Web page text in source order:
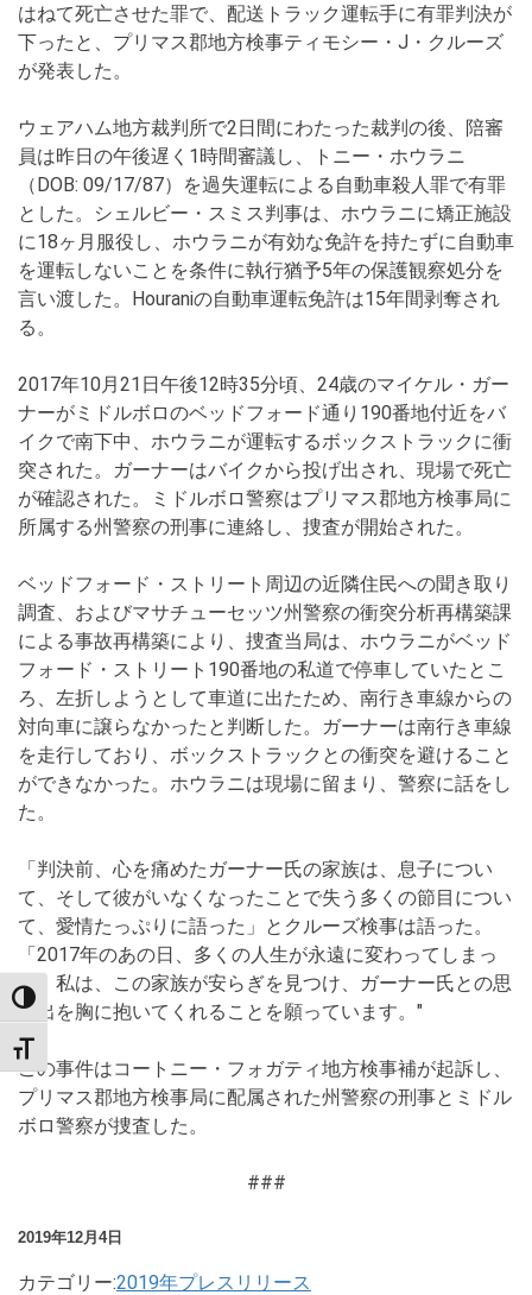
TOGGLE HIGH CONTRAST
TOGGLE FONT SIZE
はねて死亡させた罪で、配送トラック運転手に有罪判決が
下ったと、プリマス郡地方検事ティモシー・J・クルーズ
が発表した。
ウェアハム地方裁判所で2日間にわたった裁判の後、陪審
員は昨日の午後遅く1時間審議し、トニー・ホウラニ
（DOB: 09/17/87）を過失運転による自動車殺人罪で有罪
とした。シェルビー・スミス判事は、ホウラニに矯正施設
に18ヶ月服役し、ホウラニが有効な免許を持たずに自動車
を運転しないことを条件に執行猶予5年の保護観察処分を
言い渡した。Houraniの自動車運転免許は15年間剥奪され
る。
2017年10月21日午後12時35分頃、24歳のマイケル・ガー
ナーがミドルボロのベッドフォード通り190番地付近をバ
イクで南下中、ホウラニが運転するボックストラックに衝
突された。ガーナーはバイクから投げ出され、現場で死亡
が確認された。ミドルボロ警察はプリマス郡地方検事局に
所属する州警察の刑事に連絡し、捜査が開始された。
ベッドフォード・ストリート周辺の近隣住民への聞き取り
調査、およびマサチューセッツ州警察の衝突分析再構築課
による事故再構築により、捜査当局は、ホウラニがベッド
フォード・ストリート190番地の私道で停車していたとこ
ろ、左折しようとして車道に出たため、南行き車線からの
対向車に譲らなかったと判断した。ガーナーは南行き車線
を走行しており、ボックストラックとの衝突を避けること
ができなかった。ホウラニは現場に留まり、警察に話をし
た。
「判決前、心を痛めたガーナー氏の家族は、息子につい
て、そして彼がいなくなったことで失う多くの節目につい
て、愛情たっぷりに語った」とクルーズ検事は語った。
「2017年のあの日、多くの人生が永遠に変わってしまっ
た。私は、この家族が安らぎを見つけ、ガーナー氏との思
い出を胸に抱いてくれることを願っています。"
この事件はコートニー・フォガティ地方検事補が起訴し、
プリマス郡地方検事局に配属された州警察の刑事とミドル
ボロ警察が捜査した。
###
2019年12月4日
カテゴリー:2019年プレスリリース